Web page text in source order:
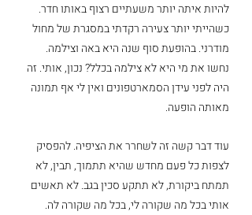
להיות איתה יותר משעתיים רצוף באותו חדר.
כשהייתי יותר צעירה רקדתי במסגרת של מחול
מודרני. בהופעת סוף שנה היא באה וצילמה.
נחשו את מי היא לא צילמה בכלל? נכון, אותי. זה
היה לפני עידן הסמארטפונים ואין לי אף תמונה
מאותה הופעה.
עוד דבר קשה זה לשחרר את הציפיה. להפסיק
לצפות כל פעם מחדש שהיא תתמוך, תבין, לא
תמתח ביקורת, לא תתקע סכין בגב. לא תאשים
אותי בכל מה שקורה לי, בכל מה שקורה לה.